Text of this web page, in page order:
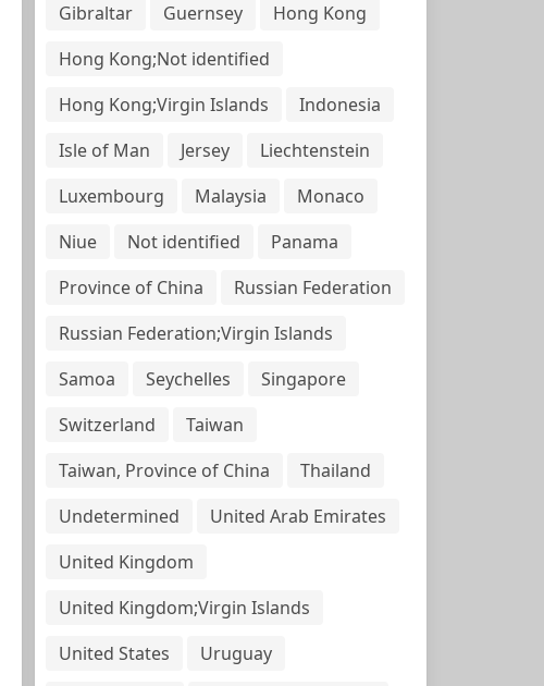
Gibraltar
Guernsey
Hong Kong
Hong Kong;Not identified
Hong Kong;Virgin Islands
Indonesia
Isle of Man
Jersey
Liechtenstein
Luxembourg
Malaysia
Monaco
Niue
Not identified
Panama
Province of China
Russian Federation
Russian Federation;Virgin Islands
Samoa
Seychelles
Singapore
Switzerland
Taiwan
Taiwan, Province of China
Thailand
Undetermined
United Arab Emirates
United Kingdom
United Kingdom;Virgin Islands
United States
Uruguay